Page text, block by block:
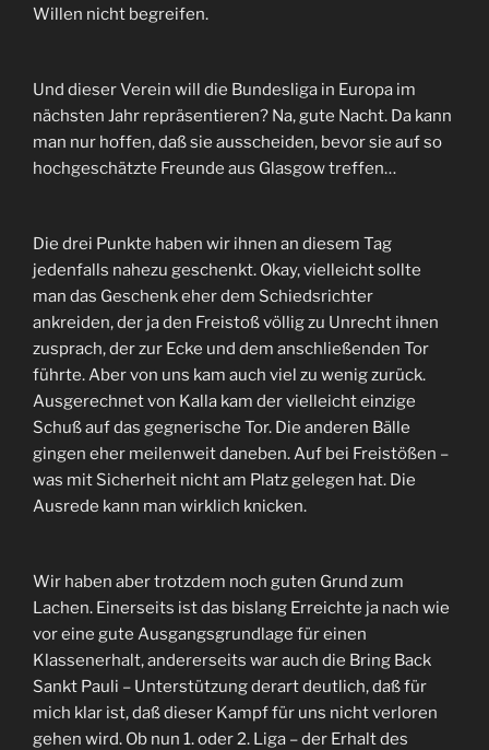
Willen nicht begreifen.
Und dieser Verein will die Bundesliga in Europa im
nächsten Jahr repräsentieren? Na, gute Nacht. Da kann
man nur hoffen, daß sie ausscheiden, bevor sie auf so
hochgeschätzte Freunde aus Glasgow treffen…
Die drei Punkte haben wir ihnen an diesem Tag
jedenfalls nahezu geschenkt. Okay, vielleicht sollte
man das Geschenk eher dem Schiedsrichter
ankreiden, der ja den Freistoß völlig zu Unrecht ihnen
zusprach, der zur Ecke und dem anschließenden Tor
führte. Aber von uns kam auch viel zu wenig zurück.
Ausgerechnet von Kalla kam der vielleicht einzige
Schuß auf das gegnerische Tor. Die anderen Bälle
gingen eher meilenweit daneben. Auf bei Freistößen –
was mit Sicherheit nicht am Platz gelegen hat. Die
Ausrede kann man wirklich knicken.
Wir haben aber trotzdem noch guten Grund zum
Lachen. Einerseits ist das bislang Erreichte ja nach wie
vor eine gute Ausgangsgrundlage für einen
Klassenerhalt, andererseits war auch die Bring Back
Sankt Pauli – Unterstützung derart deutlich, daß für
mich klar ist, daß dieser Kampf für uns nicht verloren
gehen wird. Ob nun 1. oder 2. Liga – der Erhalt des